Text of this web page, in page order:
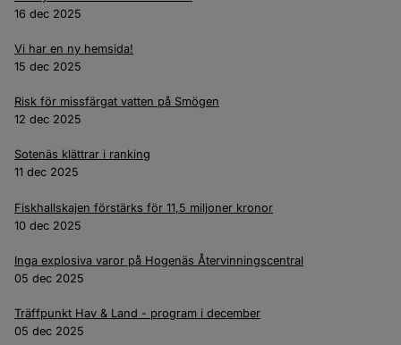
16 dec 2025
Vi har en ny hemsida!
15 dec 2025
Risk för missfärgat vatten på Smögen
12 dec 2025
Sotenäs klättrar i ranking
11 dec 2025
Fiskhallskajen förstärks för 11,5 miljoner kronor
10 dec 2025
Inga explosiva varor på Hogenäs Återvinningscentral
05 dec 2025
Träffpunkt Hav & Land - program i december
05 dec 2025